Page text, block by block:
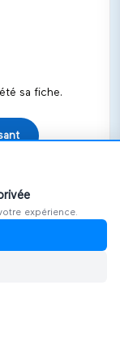
sa fiche.
expérience.